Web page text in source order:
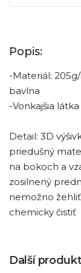
Popis:
-Materiál:
bavlna
-Vonkajšia
Detail: 3D
priedušný
na bokoch a
zosilnený
nemožno
chemicky čistiť
Další